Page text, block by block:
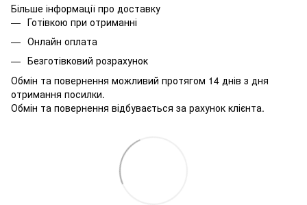
Більше інформації про доставку
Готівкою при отриманні
Онлайн оплата
Безготівковий розрахунок
Обмін та повернення можливий протягом 14 днів з дня
отримання посилки.
Обмін та повернення відбувається за рахунок клієнта.